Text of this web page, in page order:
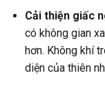
Cải thiện giấc
có không gian
hơn. Không khí
diện của thiên